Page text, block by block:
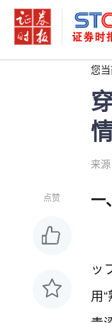
您当
来
点赞 一
ッ
用